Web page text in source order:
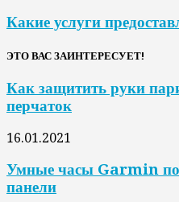
Какие услуги
ЭТО ВАС ЗАИНТЕРЕСУЕТ!
Как защитить руки
перчаток
16.01.2021
Умные часы Garmin
панели